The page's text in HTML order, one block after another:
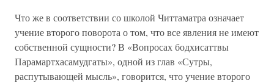
Что же в соответствии со школой Читтаматра означает
учение второго поворота о том, что все явления не имеют
собственной сущности? В «Вопросах бодхисаттвы
Парамартхасамудгаты», одной из глав «Сутры,
распутывающей мысль», говорится, что учение второго